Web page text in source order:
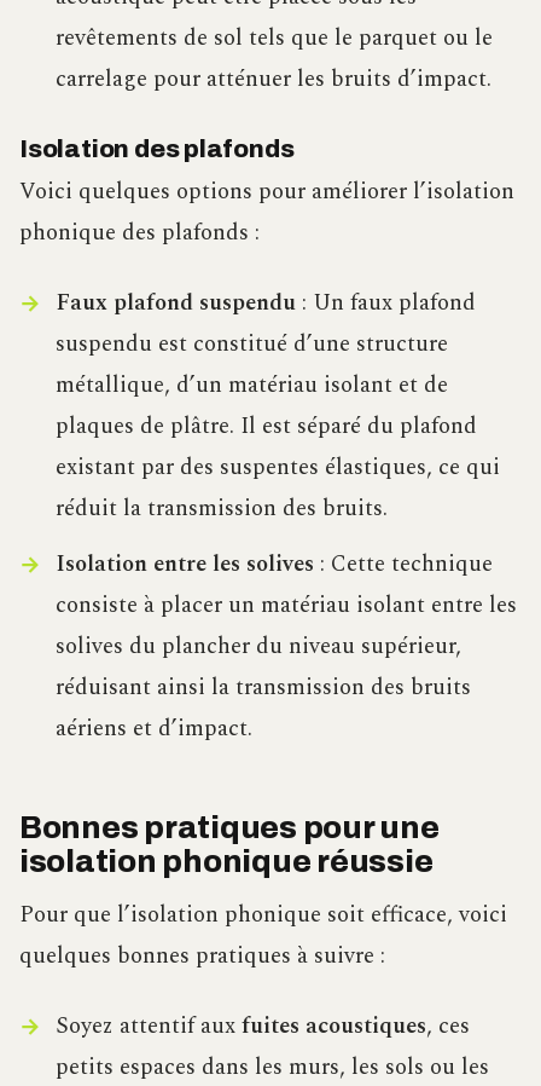
revêtements de sol tels que le parquet ou le
carrelage pour atténuer les bruits d’impact.
Isolation des plafonds
Voici quelques options pour améliorer l’isolation
phonique des plafonds :
Faux plafond suspendu : Un faux plafond
suspendu est constitué d’une structure
métallique, d’un matériau isolant et de
plaques de plâtre. Il est séparé du plafond
existant par des suspentes élastiques, ce qui
réduit la transmission des bruits.
Isolation entre les solives : Cette technique
consiste à placer un matériau isolant entre les
solives du plancher du niveau supérieur,
réduisant ainsi la transmission des bruits
aériens et d’impact.
Bonnes pratiques pour une
isolation phonique réussie
Pour que l’isolation phonique soit efficace, voici
quelques bonnes pratiques à suivre :
Soyez attentif auxfuites acoustiques, ces
petits espaces dans les murs, les sols ou les